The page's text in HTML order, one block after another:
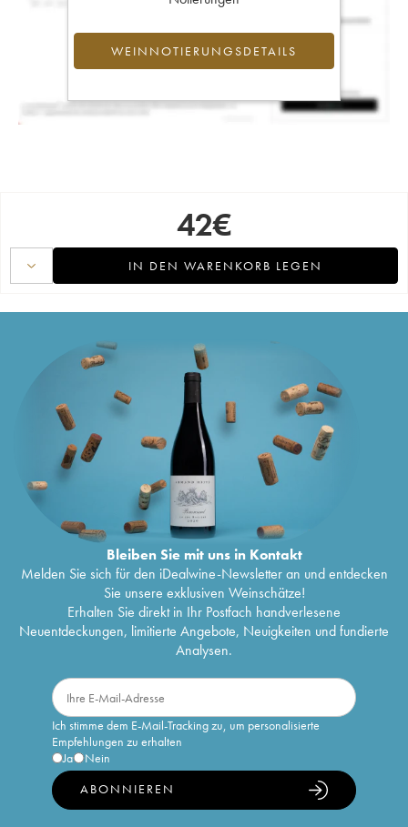
WEINNOTIERUNGSDETAILS
42€
IN DEN WARENKORB LEGEN
Bleiben Sie mit uns in Kontakt
Melden Sie sich für den iDealwine-Newsletter an und entdecken
Sie unsere exklusiven Weinschätze!
Erhalten Sie direkt in Ihr Postfach handverlesene
Neuentdeckungen, limitierte Angebote, Neuigkeiten und fundierte
Analysen.
Ich stimme dem E-Mail-Tracking zu, um personalisierte
Empfehlungen zu erhalten
Ja
Nein
ABONNIEREN